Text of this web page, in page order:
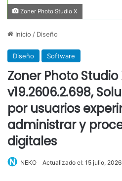
Zoner Photo Studio X
Inicio / Diseño
Diseño Software
Zoner Photo Studio
v19.2606.2.698,
por usuarios
administrar y
digitales
NEKO Actualizado el: 15 julio, 2026